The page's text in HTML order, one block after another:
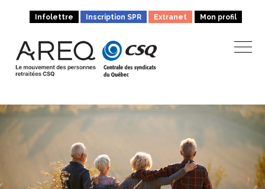
Infolettre Inscription SPR Extranet Mon profil